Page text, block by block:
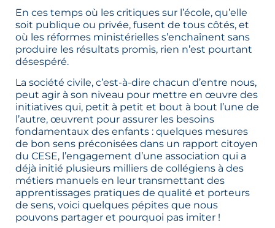
En ces temps où les critiques sur l’école, qu’elle
soit publique ou privée, fusent de tous côtés, et
où les réformes ministérielles s’enchaînent sans
produire les résultats promis, rien n’est pourtant
désespéré.
La société civile, c’est-à-dire chacun d’entre nous,
peut agir à son niveau pour mettre en œuvre des
initiatives qui, petit à petit et bout à bout l’une de
l’autre, œuvrent pour assurer les besoins
fondamentaux des enfants : quelques mesures
de bon sens préconisées dans un rapport citoyen
du CESE, l’engagement d’une association qui a
déjà initié plusieurs milliers de collégiens à des
métiers manuels en leur transmettant des
apprentissages pratiques de qualité et porteurs
de sens, voici quelques pépites que nous
pouvons partager et pourquoi pas imiter !